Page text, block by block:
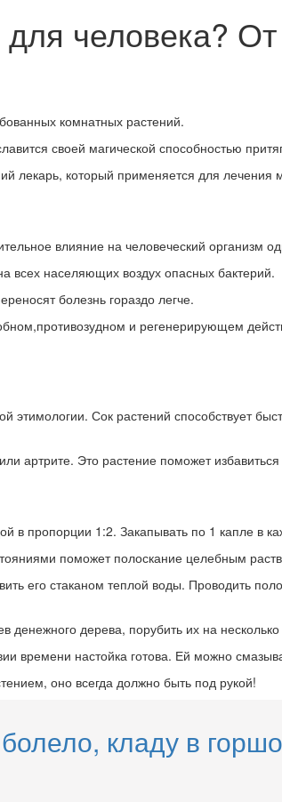
человека? От
комнатных растений.
своей магической способностью
лекарь, который применяется для
влияние на человеческий организм
всех населяющих воздух опасных бактерий.
болезнь гораздо легче.
и регенерирующем
этимологии. Сок растений способствует
Это растение поможет
в пропорции 1:2. Закапывать по 1 капле
поможет полоскание целебным
его стаканом теплой воды. Проводить
дерева, порубить их на
времени настойка готова. Ей можно
оно всегда должно быть под рукой!
кладу в